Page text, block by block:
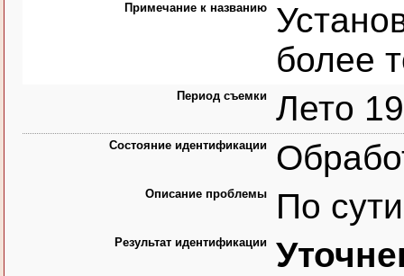
Примечание к названию
более
Период съемки Лето
Состояние идентификации
Описание проблемы По
Результат идентификации